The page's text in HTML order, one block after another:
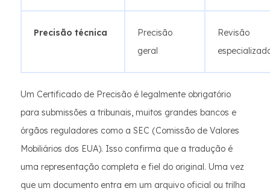
Precisão técnica
Precisão
geral
Revisão
Um Certificado de Precisão é legalmente obrigatório
para submissões a tribunais, muitos grandes bancos e
órgãos reguladores como a SEC (Comissão de Valores
Mobiliários dos EUA). Isso confirma que a tradução é
uma representação completa e fiel do original. Uma vez
que um documento entra em um arquivo oficial ou trilha